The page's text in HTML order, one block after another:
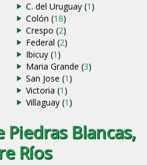
C. del Uruguay (1 )
Colón (18)
Crespo (2)
Federal (2)
Ibicuy (1 )
Maria Grande (3)
San Jose (1 )
Victoria (1 )
Villaguay (1 )
Blancas,
Ríos